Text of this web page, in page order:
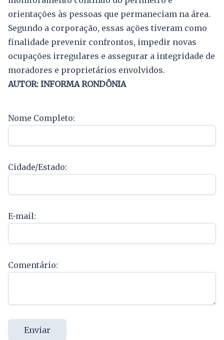
orientações às pessoas que permaneciam na área.
Segundo a corporação, essas ações tiveram como
finalidade prevenir confrontos, impedir novas
ocupações irregulares e assegurar a integridade de
moradores e proprietários envolvidos.
AUTOR: INFORMA RONDÔNIA
Nome Completo:
Cidade/Estado:
E-mail:
Comentário:
Enviar